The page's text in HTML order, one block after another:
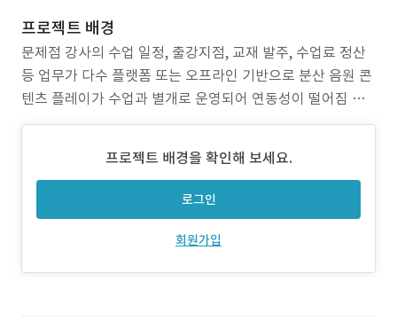
프로젝트 배경
문제점 강사의 수업 일정, 출강지점, 교재 발주, 수업료 정산
등 업무가 다수 플랫폼 또는 오프라인 기반으로 분산 음원 콘
텐츠 플레이가 수업과 별개로 운영되어 연동성이 떨어짐 출
강 스케줄, 수업 기록, 정산 내역의 통합 관리 부재 스마트워
니 발레스타 강사를 위한 통합 LMS 수업 플랫폼 구축 수업
관리, 교재 발주 및 반품, 수업료
프로젝트 배경을 확인해 보세요.
로그인
회원가입